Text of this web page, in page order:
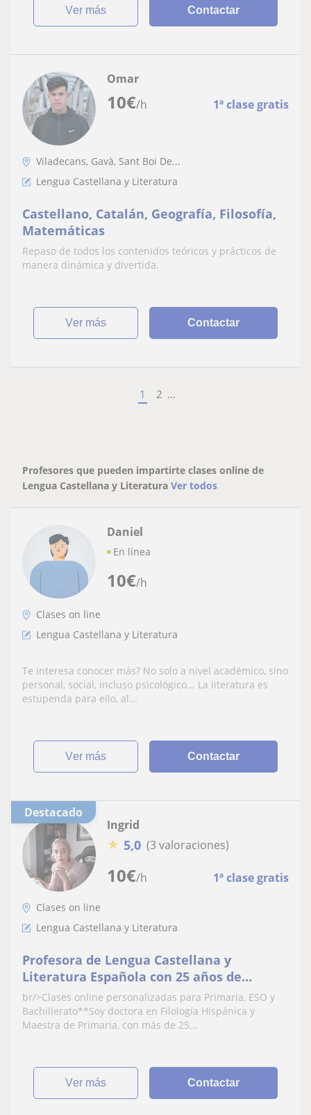
ver más Contactar
10€/h 1ª clase gratis
Omar
Viladecans, Gavà, Sant Boi De...
Lengua Castellana y Literatura
Castellano, Catalán, Geografía, Filosofía,
Matemáticas
Repaso de todos los contenidos teóricos y prácticos de
manera dinámica y divertida.
ver más Contactar
1 2 ...
Profesores que pueden impartirte clases online de
Lengua Castellana y Literatura Ver todos
10€/h
Daniel
En línea
Clases on line
Lengua Castellana y Literatura
Te interesa conocer más? No solo a nivel académico, sino
personal, social, incluso psicológico... La literatura es
estupenda para ello, al...
ver más Contactar
Destacado
10€/h 1ª clase gratis
Ingrid
★ 5,0 (3 valoraciones)
Clases on line
Lengua Castellana y Literatura
Profesora de Lengua Castellana y
Literatura Española con 25 años de
experiencia
br/>Clases online personalizadas para Primaria, ESO y
Bachillerato**Soy doctora en Filología Hispánica y
Maestra de Primaria, con más de 25...
ver más Contactar